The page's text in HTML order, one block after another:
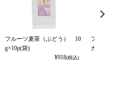
フルーツ麦茶（ぶどう） 10
g×10p(袋)
¥918(税込)
フルー
カット